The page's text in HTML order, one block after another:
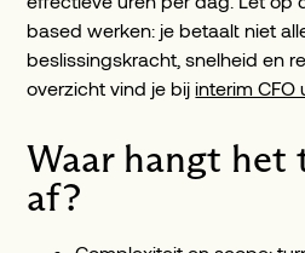
based werken: je betaalt niet
beslissingskracht, snelheid en
overzicht vind je bijinterim CFO
Waar hangt het
af?